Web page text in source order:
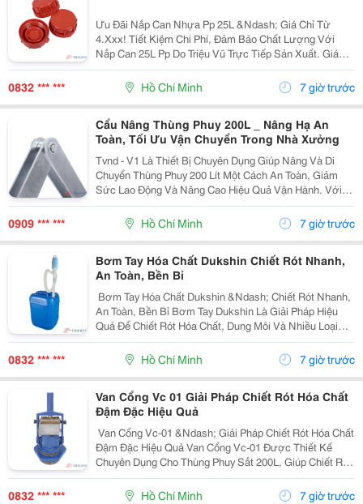
Ưu Đãi Nắp Can Nhựa Pp 25L &Ndash; Giá Chỉ Từ
4.Xxx! Tiết Kiệm Chi Phí, Đảm Bảo Chất Lượng Với
Nắp Can 25L Pp Do Triệu Vũ Trực Tiếp Sản Xuất. Giá
Ưu Đãi Chỉ Từ 4.Xxx/Cái (Giá Cũ 7.Xxx/Cái). ✅ Nhựa
Pp Nguyên Sinh Bền Chắc, Chịu Nhiệt Và Kháng...
0832 *** *** Hồ Chí Minh 7 giờ trước
Cẩu Nâng Thùng Phuy 200L _ Nâng Hạ An
Toàn, Tối Ưu Vận Chuyển Trong Nhà Xưởng
Tvnd - V1 Là Thiết Bị Chuyên Dụng Giúp Nâng Và Di
Chuyển Thùng Phuy 200 Lít Một Cách An Toàn, Giảm
Sức Lao Động Và Nâng Cao Hiệu Quả Vận Hành. Với
Kết Cấu Thép Xi Mạ Chắc Chắn Cùng Tải Trọng Lên Đến
350 Kg , Sản Phẩm Đáp Ứng Tốt Nhu Cầu Sử Dụng
Trong...
0909 *** *** Hồ Chí Minh 7 giờ trước
Bơm Tay Hóa Chất Dukshin Chiết Rót Nhanh,
An Toàn, Bền Bỉ
️ Bơm Tay Hóa Chất Dukshin &Ndash; Chiết Rót Nhanh,
An Toàn, Bền Bỉ Bơm Tay Dukshin Là Giải Pháp Hiệu
Quả Để Chiết Rót Hóa Chất, Dung Môi Và Nhiều Loại
Chất Lỏng Từ Thùng Phuy 200L Một Cách Nhanh Chóng
Và Tiện Lợi. ✅ Vận Hành Bằng Tay, Không Cần...
0832 *** *** Hồ Chí Minh 7 giờ trước
Van Cổng Vc 01 Giải Pháp Chiết Rót Hóa Chất
Đậm Đặc Hiệu Quả
️ Van Cổng Vc-01 &Ndash; Giải Pháp Chiết Rót Hóa Chất
Đậm Đặc Hiệu Quả Van Cổng Vc-01 Được Thiết Kế
Chuyên Dụng Cho Thùng Phuy Sắt 200L, Giúp Chiết Rót
Sơn, Hóa Chất Và Dung Môi Đậm Đặc Một Cách Nhanh
Chóng, An Toàn. ✅ Thân Gang Đúc Kết Hợp Đồng...
0832 *** *** Hồ Chí Minh 7 giờ trước